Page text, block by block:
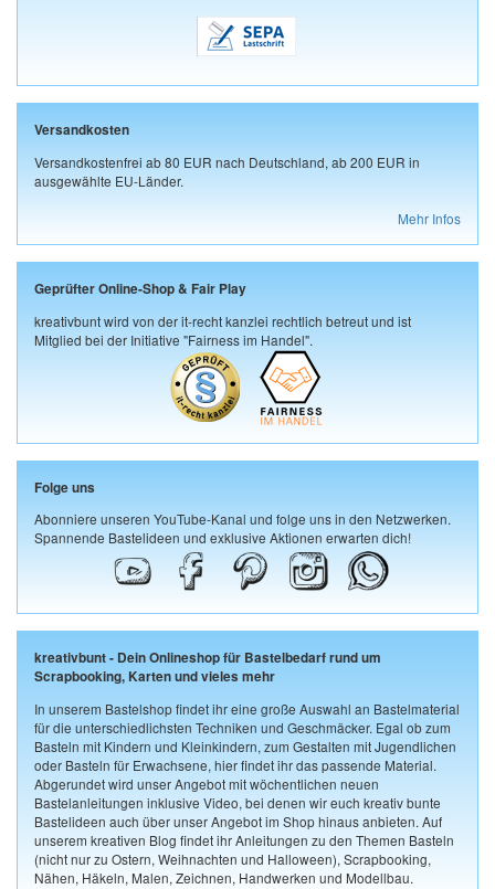
Versandkosten
Versandkostenfrei ab 80 EUR nach Deutschland, ab 200 EUR in
ausgewählte EU-Länder.
Mehr Infos
Geprüfter Online-Shop & Fair Play
kreativbunt wird von der it-recht kanzlei rechtlich betreut und ist
Mitglied bei der Initiative "Fairness im Handel".
Folge uns
Abonniere unseren YouTube-Kanal und folge uns in den Netzwerken.
Spannende Bastelideen und exklusive Aktionen erwarten dich!
kreativbunt - Dein Onlineshop für Bastelbedarf rund um
Scrapbooking, Karten und vieles mehr
In unserem Bastelshop findet ihr eine große Auswahl an Bastelmaterial
für die unterschiedlichsten Techniken und Geschmäcker. Egal ob zum
Basteln mit Kindern und Kleinkindern, zum Gestalten mit Jugendlichen
oder Basteln für Erwachsene, hier findet ihr das passende Material.
Abgerundet wird unser Angebot mit wöchentlichen neuen
Bastelanleitungen inklusive Video, bei denen wir euch kreativ bunte
Bastelideen auch über unser Angebot im Shop hinaus anbieten. Auf
unserem kreativen Blog findet ihr Anleitungen zu den Themen Basteln
(nicht nur zu Ostern, Weihnachten und Halloween), Scrapbooking,
Nähen, Häkeln, Malen, Zeichnen, Handwerken und Modellbau.